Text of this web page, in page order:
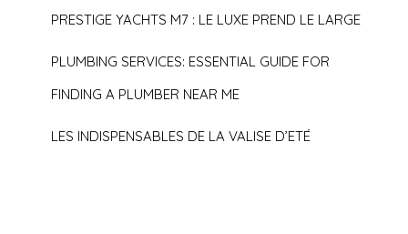
PRESTIGE YACHTS M7 : LE LUXE PREND LE LARGE
PLUMBING SERVICES: ESSENTIAL GUIDE FOR
FINDING A PLUMBER NEAR ME
LES INDISPENSABLES DE LA VALISE D’ETÉ